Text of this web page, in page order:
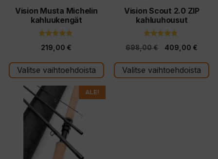
Vision Musta Michelin
kahluukengät
5:stä
219,00 €
Valitse vaihtoehdoista
tuotteen
sivulla.
Vision Scout 2.0 ZIP
kahluuhousut
5:stä
698,00€
Alkuperäinen
oli:
409,00 €
on:
Valitse vaihtoehdoista
tuotteen
sivulla.
ALE!
tuotteella
muunnelma.